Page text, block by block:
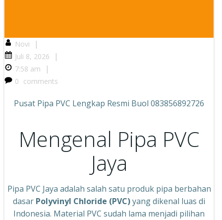
Novi |
Juli 8, 2026 |
7:58 am |
0 comments
Pusat Pipa PVC Lengkap Resmi Buol 083856892726
Mengenal Pipa PVC
Jaya
Pipa PVC Jaya adalah salah satu produk pipa berbahan
dasar Polyvinyl Chloride (PVC)yang dikenal luas di
Indonesia. Material PVC sudah lama menjadi pilihan